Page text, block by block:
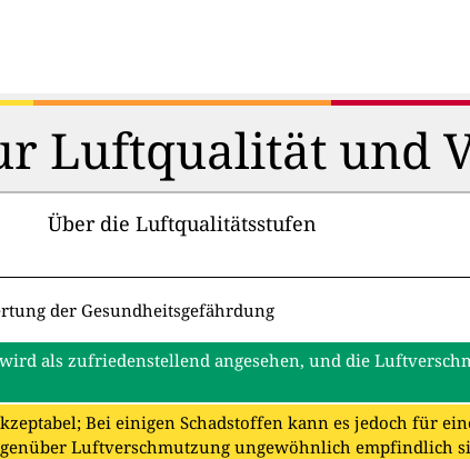
Luftqualität und
Über die Luftqualitätsstufen
der Gesundheitsgefährdung
als zufriedenstellend angesehen, und die
Bei einigen Schadstoffen kann es jedoch für
Luftverschmutzung ungewöhnlich empfindlich